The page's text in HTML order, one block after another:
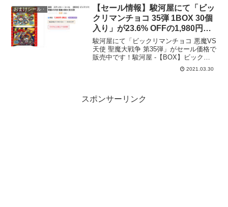
てなかったので、店舗によっては入荷し
て...
おまけシール・
【セール情報】駿河屋にて「ビッ
クリマンチョコ 35弾 1BOX 30個
入り」が23.6% OFFの1,980円。
セール価格で販売開始！本日発
売！
駿河屋にて「ビックリマンチョコ 悪魔VS
天使 聖魔大戦争 第35弾」がセール価格で
販売中です！駿河屋 -【BOX】ビックリ
マンチョコ 悪魔VS天使 聖魔大戦争 第35
弾（ステッカー・シール）1BOX（30個
2021.03.30
スポンサーリンク